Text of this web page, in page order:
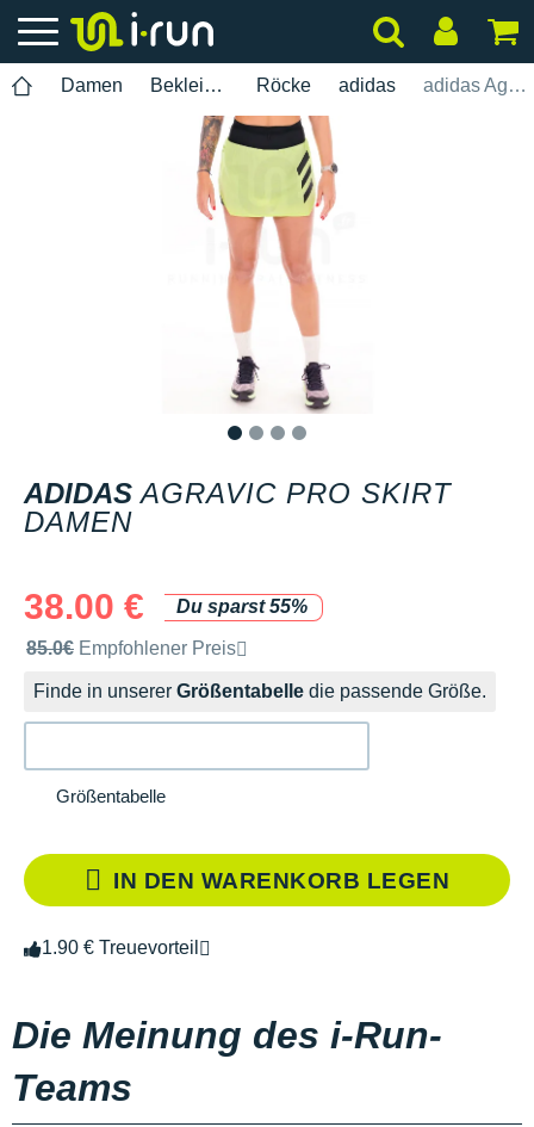
Damen Bekleidung Röcke adidas adidas Agravic Pro Skirt Damen
ADIDAS AGRAVIC PRO SKIRT
DAMEN
38.00 €
Du sparst 55%
Unverbindliche Preisempfehlung der Marke
85.0€ Empfohlener Preis
Finde in unserer Größentabelle die passende Größe.
Größentabelle
IN DEN WARENKORB LEGEN
1.90 € Treuevorteil
Die Meinung des i-Run-
Teams